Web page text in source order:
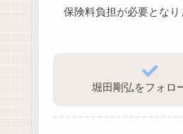
保険料負担が必要となり
堀田剛弘をフォロ